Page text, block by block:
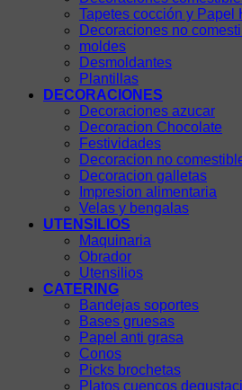
Tapetes cocción y Papel
Decoraciones no
moldes
Desmoldantes
Plantillas
DECORACIONES
Decoraciones azucar
Decoracion Chocolate
Festividades
Decoracion no
Decoracion galletas
Impresion alimentaria
Velas y bengalas
UTENSILIOS
Maquinaria
Obrador
Utensilios
CATERING
Bandejas soportes
Bases gruesas
Papel anti grasa
Conos
Picks brochetas
Platos cuencos